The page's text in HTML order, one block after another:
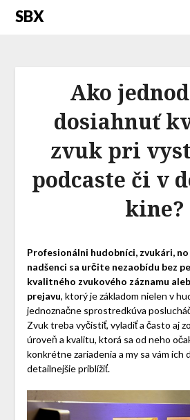
SBX
Ako
dosiahnuť
zvuk pri
podcaste či v
kine?
Profesionálni hudobníci, zvukári,
nadšenci sa určite nezaobídu bez
kvalitného zvukového záznamu
prejavu, ktorý je základom nielen v
jednoznačne sprostredkúva
Zvuk treba vyčistiť, vyladiť a často aj
úroveň a kvalitu, ktorá sa od neho
konkrétne zariadenia a my sa vám ich
detailnejšie priblížiť.